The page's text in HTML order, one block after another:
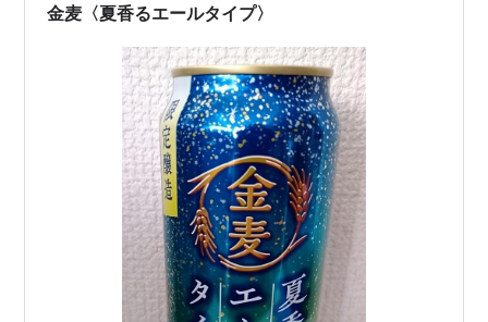
金麦〈夏香るエールタイプ〉